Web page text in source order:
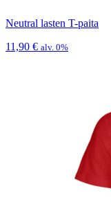
Neutral lasten T-paita
11,90 € alv. 0%